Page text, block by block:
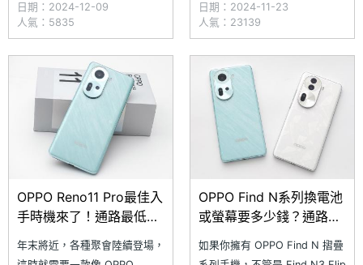
影片很痛苦，電池續航力大幅衰
退，出門得隨時依賴行動電源，
現在正好就是維修或更換零件的
好時機！究竟在 SOGI 合作維修
店家更換 OPPO Reno 系列手機
的電池要花多
日期：2024-12-09
人氣：5835
（11/22）也正式在台上市。而
這 2 款 OPPO Find X8 系列產
品其實在台灣發表會前一天
（11/11），率先於印尼推出國
際版。該場發表會還
日期：2024-11-23
人氣：23139
OPPO Reno11 Pro最佳入
手時機來了！通路最低價
年末將近，各種聚會陸續登場，
OPPO Find N系列換電池
或螢幕要多少錢？通路維
如果你擁有 OPPO Find N 摺疊